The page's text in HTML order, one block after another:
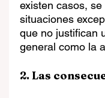
existen casos,
situaciones
que no justifican
general como la
2. Las